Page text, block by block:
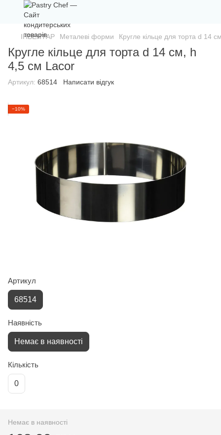
ІНВЕНТАР Металеві форми Кругле кільце для торта d 14
Кругле кільце для торта d 14 см, h
4,5 см Lacor
Артикул: 68514 Написати відгук
−10%
Артикул
68514
Наявність
Немає в наявності
Кількість
0
Немає в наявності